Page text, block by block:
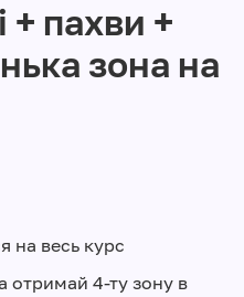
+ пахви +
зона на
на весь курс
отримай 4-ту зону в